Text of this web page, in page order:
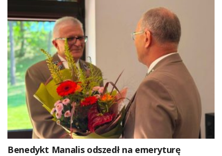
Benedykt Manalis odszedł na emeryturę